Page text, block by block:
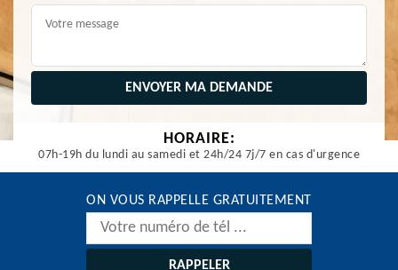
HORAIRE:
07h-19h du lundi au samedi et 24h/24 7j/7 en cas d'urgence
ON VOUS RAPPELLE GRATUITEMENT